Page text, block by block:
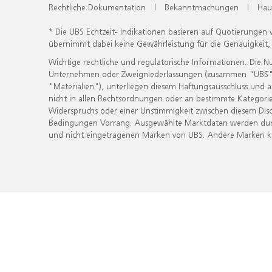
Rechtliche Dokumentation | Bekanntmachungen |
* Die UBS Echtzeit- Indikationen basieren auf
übernimmt dabei keine Gewährleistung für die
Wichtige rechtliche und regulatorische Informationen. Die
Unternehmen oder Zweigniederlassungen (zusammen
"Materialien"), unterliegen diesem Haftungsausschluss
nicht in allen Rechtsordnungen oder an bestimmte
Widerspruchs oder einer Unstimmigkeit zwischen diesem
Bedingungen Vorrang. Ausgewählte Marktdaten werden
und nicht eingetragenen Marken von UBS. Andere Marken